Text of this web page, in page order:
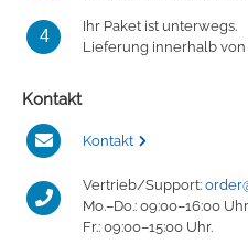
4
Ihr Paket ist unterwegs.
Lieferung innerhalb von
Kontakt
Kontakt
Vertrieb/Support:
Mo.–Do.: 09:00–16:00
Fr.: 09:00–15:00 Uhr.